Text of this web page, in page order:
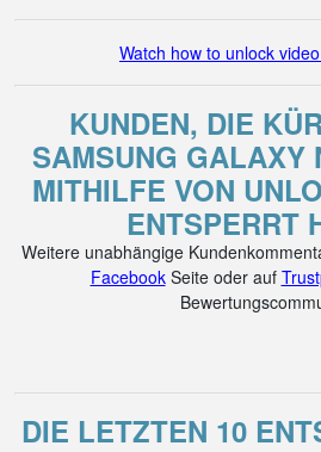
Watch how to unlock
KUNDEN, DIE
SAMSUNG GALAXY
MITHILFE VON
ENTSPERRT
Weitere unabhängige
FacebookSeite oder auf
DIE LETZTEN 10